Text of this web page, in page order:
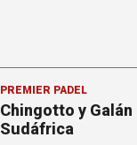
PREMIER PÁDEL
Chingotto y
Sudáfrica